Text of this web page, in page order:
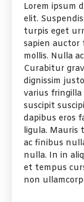
Lorem ipsum
elit.
turpis eget
sapien auctor
mollis. Nulla
Curabitur
dignissim
varius fringilla
suscipit
dapibus eros
ligula. Mauris
ac finibus
nulla. In in
et tempus
non